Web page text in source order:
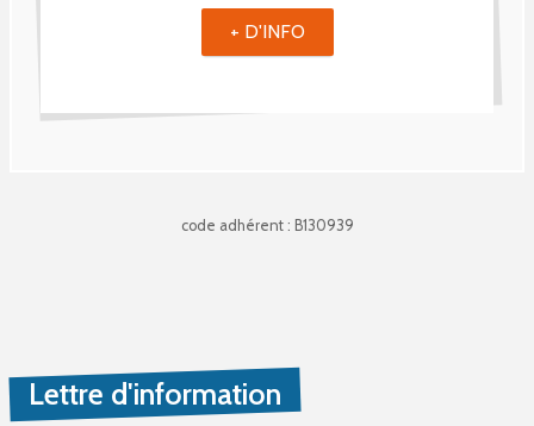
+ D'INFO
code adhérent : B130939
Lettre d'information